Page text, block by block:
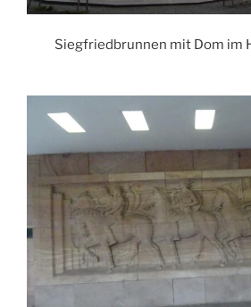
Siegfriedbrunnen mit Dom im